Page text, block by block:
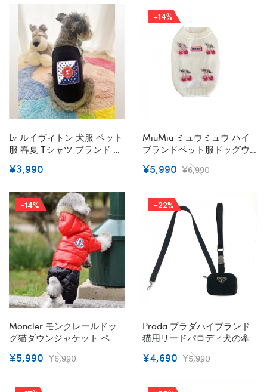
グウェア ペット服 ワンコ服
小型犬 中型犬
Lv ルイヴィトン 犬服 ペット
服 春夏 Tシャツ ブランド ド
ト パジャマ カップ ル服 ス
ルベスト 犬の服 犬猫洋服 柔
らかい 綿製 人気 仮装 ファ
ッション
¥3,990
-14%
MiuMiu ミュウミュウ ハイ
ブランドペット服ドッグウ
ェア 犬の服ブランド犬服ペ
ットウェア お散歩 お出かけ
ピーブランド犬用洋服パロ
ディブランドペット用服激
¥5,990 ¥6,990
-14%
Moncler モンクレールドッ
グ猫ダウンジャケット ペッ
ト秋冬服パロディ ブランド
犬服 防寒 ペットウェア お散
ブランド 小型犬 パピーブラ
¥5,990 ¥6,990
-22%
Prada プラダハイブランド
猫用リードパロディ犬の牽
引ロープ激安プラダペット
用リードブランドハイブラ
¥4,690 ¥5,990